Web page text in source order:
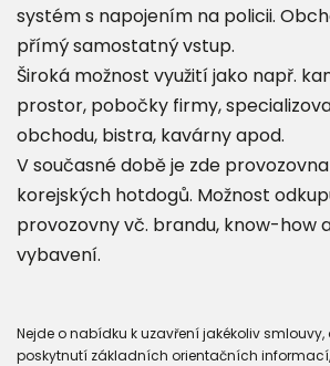
systém s napojením na policii.
přímý samostatný vstup.
Široká možnost využití jako např.
prostor, pobočky firmy,
obchodu, bistra, kavárny apod.
V současné době je zde
korejských hotdogů. Možnost
provozovny vč. brandu, know-how
vybavení.
Nejde o nabídku k uzavření jakékoliv smlouvy,
poskytnutí základních orientačních